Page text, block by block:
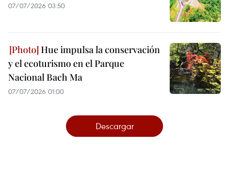
07/07/2026 03:50
Hue impulsa la conservación
y el ecoturismo en el Parque
Nacional Bach Ma
07/07/2026 01:00
Descargar